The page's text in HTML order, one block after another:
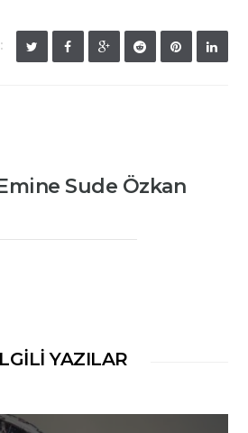
Sude Özkan
YAZILAR